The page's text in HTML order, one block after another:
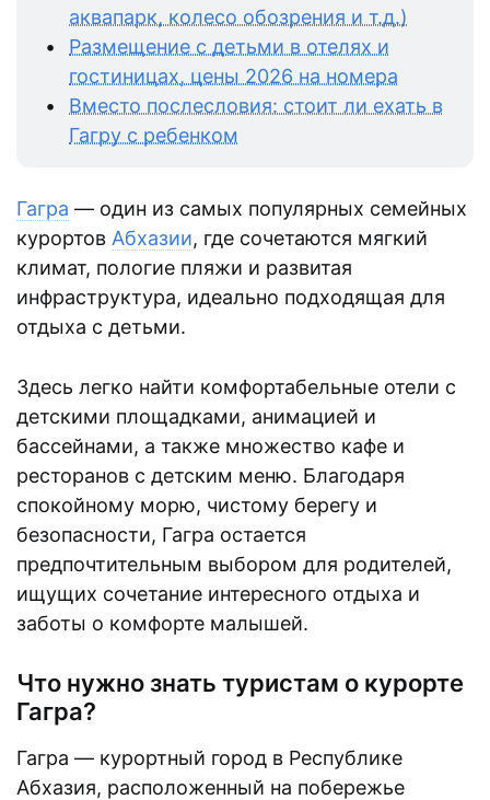
Гагра — один из самых популярных семейных
курортов Абхазии, где сочетаются мягкий
климат, пологие пляжи и развитая
инфраструктура, идеально подходящая для
отдыха с детьми.
Здесь легко найти комфортабельные отели с
детскими площадками, анимацией и
бассейнами, а также множество кафе и
ресторанов с детским меню. Благодаря
спокойному морю, чистому берегу и
безопасности, Гагра остается
предпочтительным выбором для родителей,
ищущих сочетание интересного отдыха и
заботы о комфорте малышей.
Что нужно знать туристам о курорте
Гагра?
Гагра — курортный город в Республике
Абхазия, расположенный на побережье
аквапарк, колесо обозрения и т.д.)
Размещение с детьми в отелях и
гостиницах, цены 2026 на номера
Вместо послесловия: стоит ли ехать в
Гагру с ребенком